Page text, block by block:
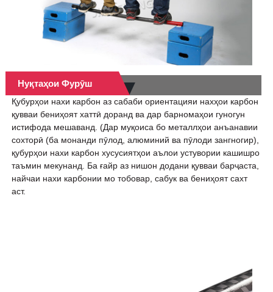
Нуқтаҳои Фурӯш
Қубурҳои нахи карбон аз сабаби ориентацияи нахҳои карбон
қувваи бениҳоят хаттӣ доранд ва дар барномаҳои гуногун
истифода мешаванд. (Дар муқоиса бо металлҳои анъанавии
сохторӣ (ба монанди пӯлод, алюминий ва пӯлоди зангногир),
қубурҳои нахи карбон хусусиятҳои аълои устувории кашишро
таъмин мекунанд. Ба ғайр аз нишон додани қувваи барҷаста,
найчаи нахи карбонии мо тобовар, сабук ва бениҳоят сахт
аст.